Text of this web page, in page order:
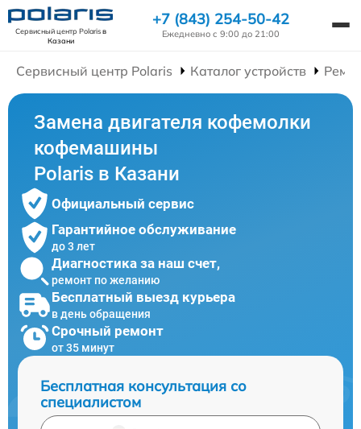
Сервисный центр Polarisв
Казани
+7 (843) 254-50-42
Ежедневно с 9:00 до 21:00
Сервисный центр Polaris Каталог устройств
Замена двигателя кофемолки
кофемашины
Polaris в Казани
Официальный сервис
Гарантийное обслуживание
до 3 лет
Диагностика за наш счет,
ремонт по желанию
Бесплатный выезд курьера
в день обращения
Срочный ремонт
от 35 минут
Бесплатная консультация со
специалистом